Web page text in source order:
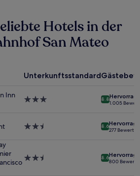
Hotels in der
San Mateo
Unterkunftsstandard
Inn
3.0-
8.8
1.005
2.5-
8.6
277
2.5-
8.6
800